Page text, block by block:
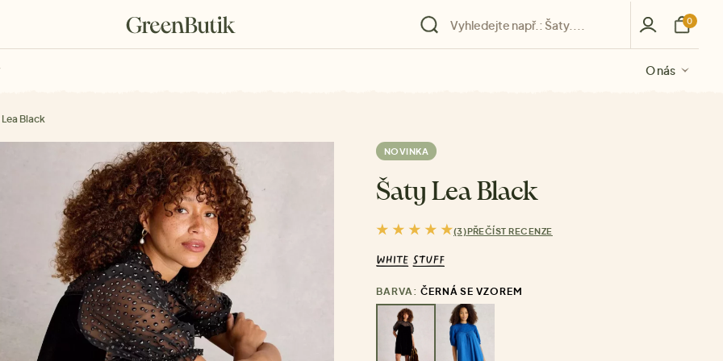
O nás
O nás
O nás
poukazy O nás
O nás
0
Black
NOVINKA
Šaty Lea Black
(3)PŘEČÍST RECENZE
BARVA: ČERNÁ SE VZOREM